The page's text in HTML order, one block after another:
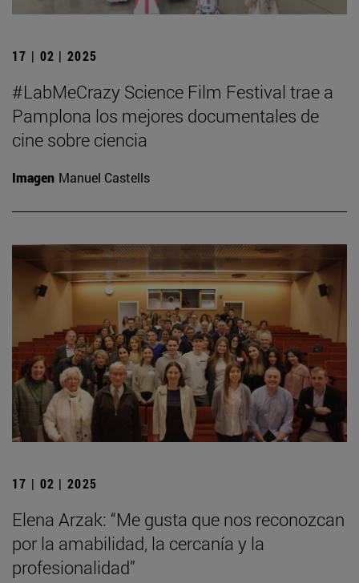
17 | 02 | 2025
#LabMeCrazy Science Film Festival trae a
Pamplona los mejores documentales de
cine sobre ciencia
Imagen Manuel Castells
17 | 02 | 2025
Elena Arzak: “Me gusta que nos reconozcan
por la amabilidad, la cercanía y la
profesionalidad”